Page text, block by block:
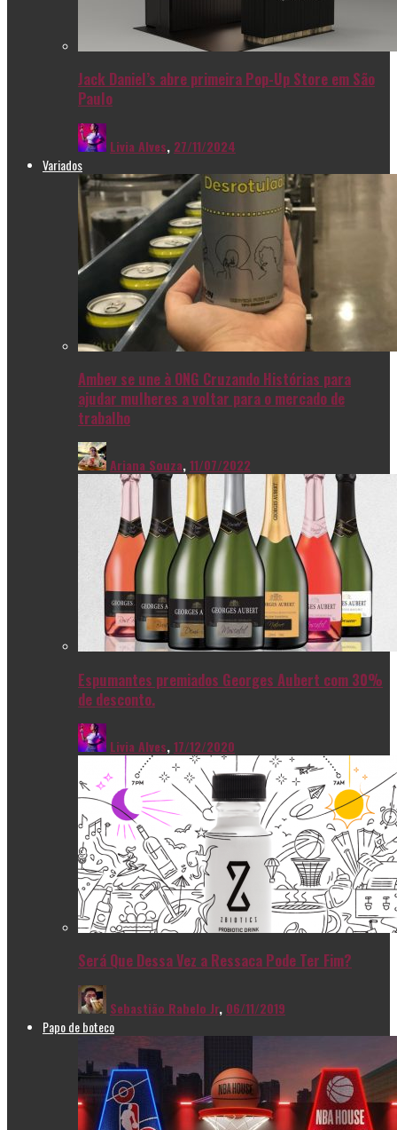
Jack Daniel’s abre primeira Pop-Up Store em São
Paulo
Livia Alves, 27/11/2024
Variados
Ambev se une à ONG Cruzando Histórias para
ajudar mulheres a voltar para o mercado de
trabalho
Ariana Souza,11/07/2022
Espumantes premiados Georges Aubert com 30%
de desconto.
Livia Alves,17/12/2020
Será Que Dessa Vez a Ressaca Pode Ter Fim?
Sebastião Rabelo Jr, 06/11/2019
Papo de boteco